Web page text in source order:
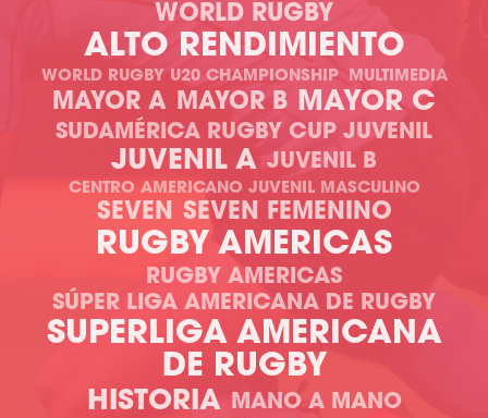
WORLD RUGBY
ALTO RENDIMIENTO
WORLD RUGBY U20 CHAMPIONSHIP MULTIMEDIA
MAYOR A MAYOR B MAYOR C
SUDAMÉRICA RUGBY CUP JUVENIL
JUVENIL A JUVENIL B
CENTRO AMERICANO JUVENIL MASCULINO
SEVEN SEVEN FEMENINO
RUGBY AMERICAS
RUGBY AMERICAS
SÚPER LIGA AMERICANA DE RUGBY
SUPERLIGA AMERICANA
DE RUGBY
HISTORIA MANO A MANO